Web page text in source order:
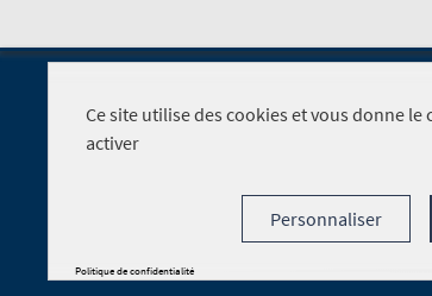
Foire aux
Ce site utilise des cookies et vous donne
activer
Personnaliser
Politique de confidentialité